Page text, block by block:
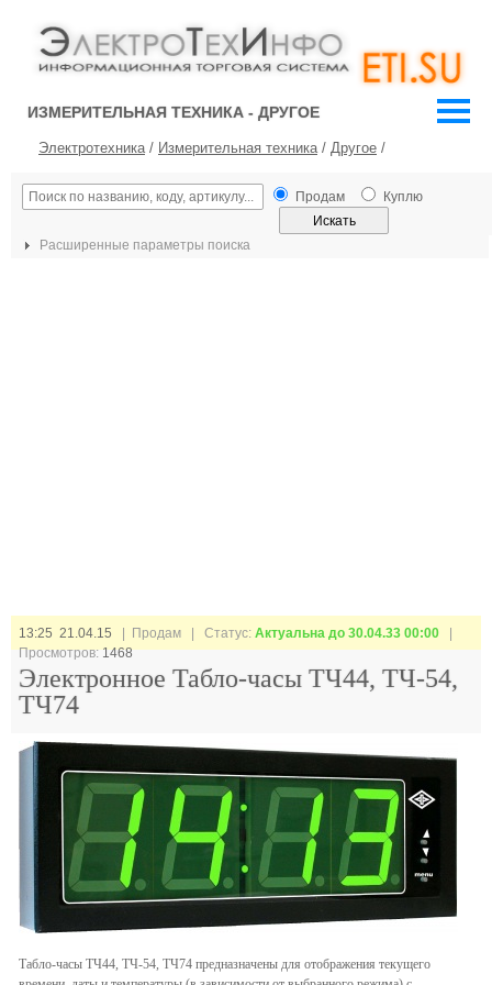
ИЗМЕРИТЕЛЬНАЯ ТЕХНИКА - ДРУГОЕ
Электротехника/ Измерительная техника/ Другое /
Продам Куплю
Расширенные параметры поиска
13:25 21.04.15 | Продам | Статус: Актуальна до 30.04.33 00:00
Просмотров:1468
Электронное Табло-часы ТЧ44, ТЧ-54,
ТЧ74
Табло-часы ТЧ44, ТЧ-54, ТЧ74 предназначены для отображения текущего